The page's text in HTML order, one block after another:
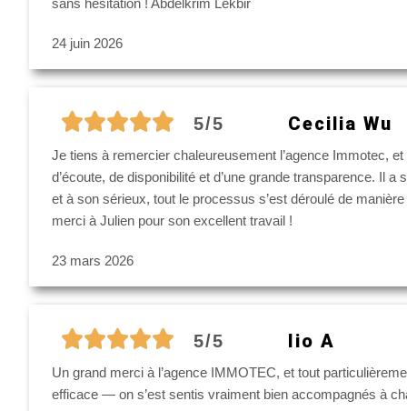
sans hésitation ! Abdelkrim Lekbir
24 juin 2026
5/5 Cecilia Wu
Je tiens à remercier chaleureusement l’agence Immotec,
d’écoute, de disponibilité et d’une grande transparence. Il
et à son sérieux, tout le processus s’est déroulé de
merci à Julien pour son excellent travail !
23 mars 2026
5/5 Iio A
Un grand merci à l’agence IMMOTEC, et tout
efficace — on s’est sentis vraiment bien accompagnés à